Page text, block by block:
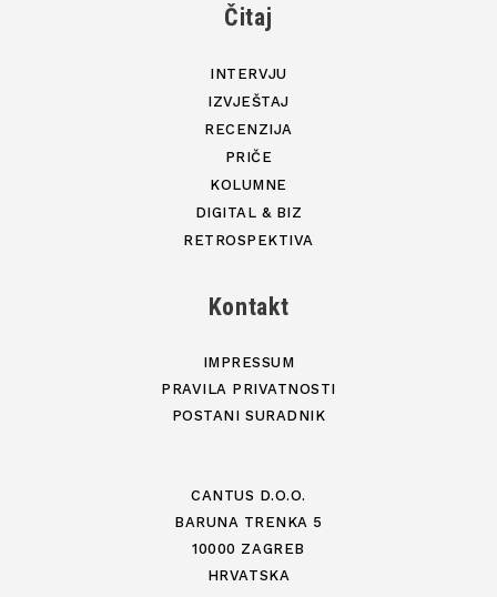
Čitaj
INTERVJU
IZVJEŠTAJ
RECENZIJA
PRIČE
KOLUMNE
DIGITAL & BIZ
RETROSPEKTIVA
Kontakt
IMPRESSUM
PRAVILA PRIVATNOSTI
POSTANI SURADNIK
CANTUS D.O.O.
BARUNA TRENKA 5
10000 ZAGREB
HRVATSKA